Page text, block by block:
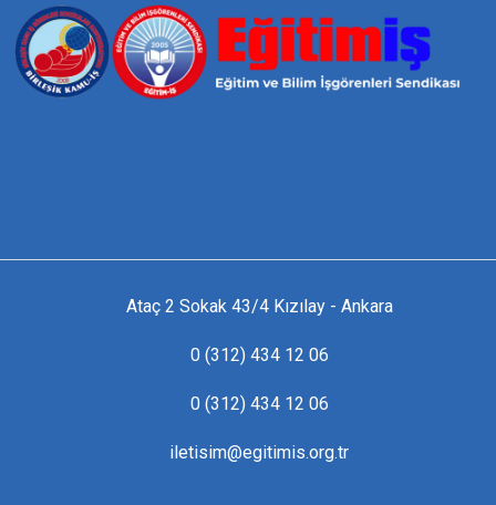
Ataç 2 Sokak 43/4 Kızılay - Ankara
0 (312) 434 12 06
0 (312) 434 12 06
iletisim@egitimis.org.tr